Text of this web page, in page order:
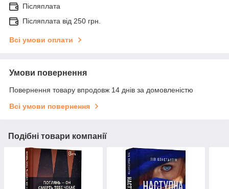
Післяплата
Післяплата від 250 грн.
Всі умови оплати
Умови повернення
Повернення товару впродовж 14 днів за домовленістю
Всі умови повернення
Подібні товари компанії